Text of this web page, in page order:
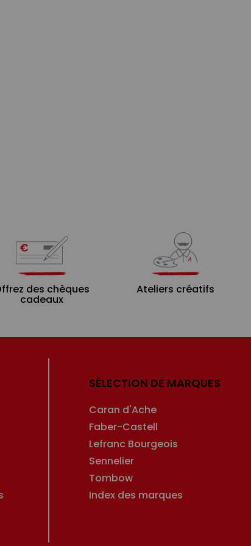
des chèques
cadeaux
Ateliers créatifs
SÉLECTION DE MARQUES
Caran d'Ache
Faber-Castell
Lefranc Bourgeois
Sennelier
Tombow
Index des marques